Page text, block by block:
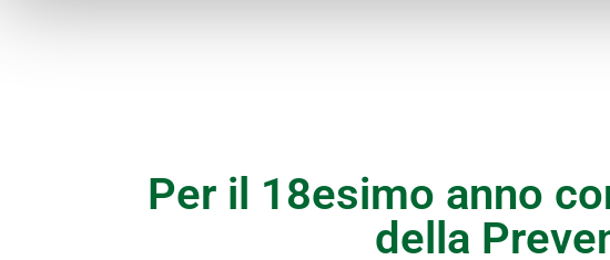
Per il 18esimo anno
della